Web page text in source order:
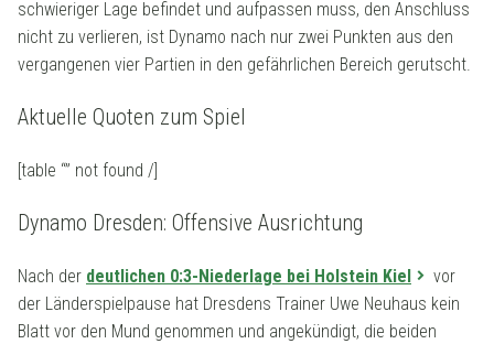
schwieriger Lage befindet und aufpassen muss, den Anschluss
nicht zu verlieren, ist Dynamo nach nur zwei Punkten aus den
vergangenen vier Partien in den gefährlichen Bereich gerutscht.
Aktuelle Quoten zum Spiel
[table “” not found /]
Dynamo Dresden: Offensive Ausrichtung
Nach der deutlichen 0:3-Niederlage bei Holstein Kiel
vor
der Länderspielpause hat Dresdens Trainer Uwe Neuhaus kein
Blatt vor den Mund genommen und angekündigt, die beiden